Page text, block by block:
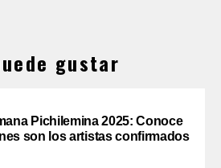
gustar
Pichilemina 2025: Conoce
son los artistas confirmados